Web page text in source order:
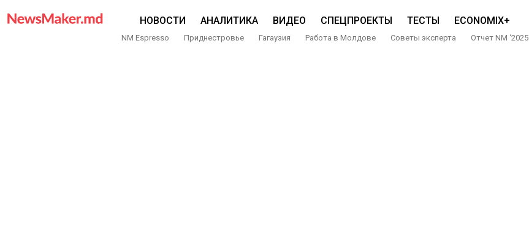
НОВОСТИ АНАЛИТИКА ВИДЕО СПЕЦПРОЕКТЫ ТЕСТЫ ECONOMIX+
NM Espresso Приднестровье Гагаузия Работа в Молдове Советы эксперта Отчет NM ‘2025